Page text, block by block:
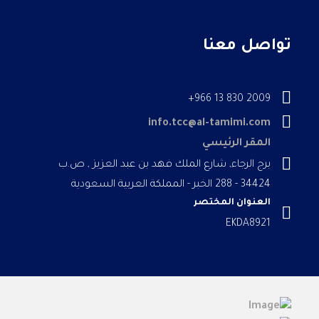
تواصل معنا
2009 830 13 966+
info.tcc@al-tamimi.com
المقر الرئيسي
برج الرجاء, شارع الملك فهد بن عبد العزيز , ص.ب
34424 - 288 الخبر - المملكة العربية السعودية
العنوان المختصر
EKDA8921